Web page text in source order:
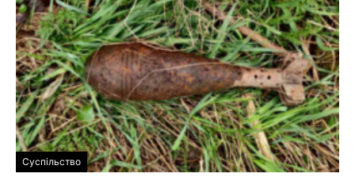
Суспільство